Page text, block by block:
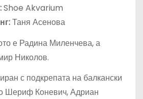
Shoe Akvarium
Таня Асенова
е Радина Миленчева, а
Николов.
с подкрепата на балкански
Шериф Коневич, Адриан